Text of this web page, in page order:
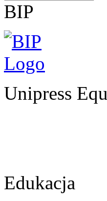
BIP
Unipress
Edukacja